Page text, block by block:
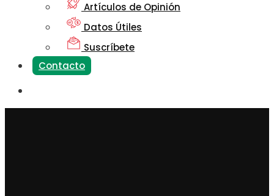
Artículos de Opinión
Datos Útiles
Suscríbete
Contacto